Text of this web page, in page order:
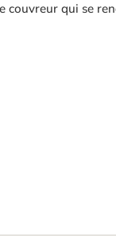
couvreur qui se